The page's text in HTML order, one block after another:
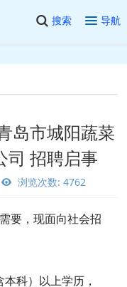
搜索 导航
岛市城阳蔬菜
司 招聘启事
浏览次数: 4762
要，现面向社会招
科）以上学历，